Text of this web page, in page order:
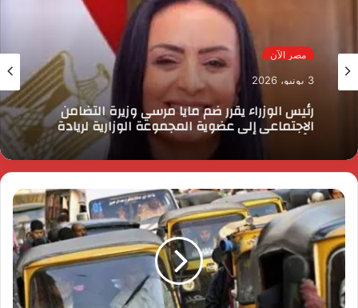
مصر الآن
3 يونيو، 2026
رئيس الوزراء يقرر ضم مايا مرسي وزيرة التضامن
الاجتماعي إلى عضوية المجموعة الوزارية لريادة
الأعمال